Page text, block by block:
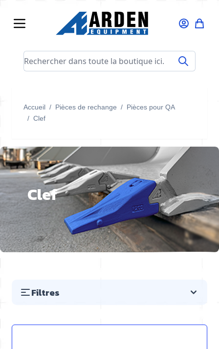
Rechercher dans toute la boutique ici...
Accueil / Pièces de rechange / Pièces pour QA
/ Clef
Clef
Filtres